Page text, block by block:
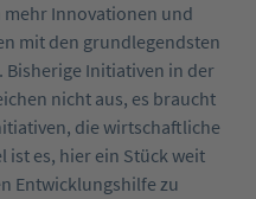
mehr Innovationen und
mit den grundlegendsten
Bisherige Initiativen in der
nicht aus, es braucht
die wirtschaftliche
ist es, hier ein Stück weit
Entwicklungshilfe zu